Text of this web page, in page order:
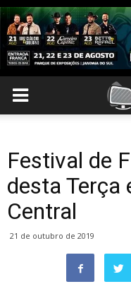
Festival de
desta Terça
Central
21 de outubro de 2019